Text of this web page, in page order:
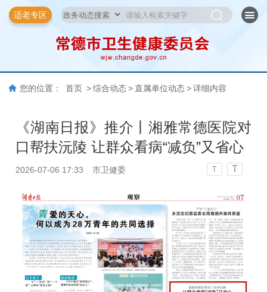
适老专区
您的位置： 首页 > 综合动态 > 直属单位动态 > 详细内容
《湖南日报》推介丨湘雅常德医院对
口帮扶沅陵 让群众看病“减负”又省心
2026-07-06 17:33 市卫健委 T T